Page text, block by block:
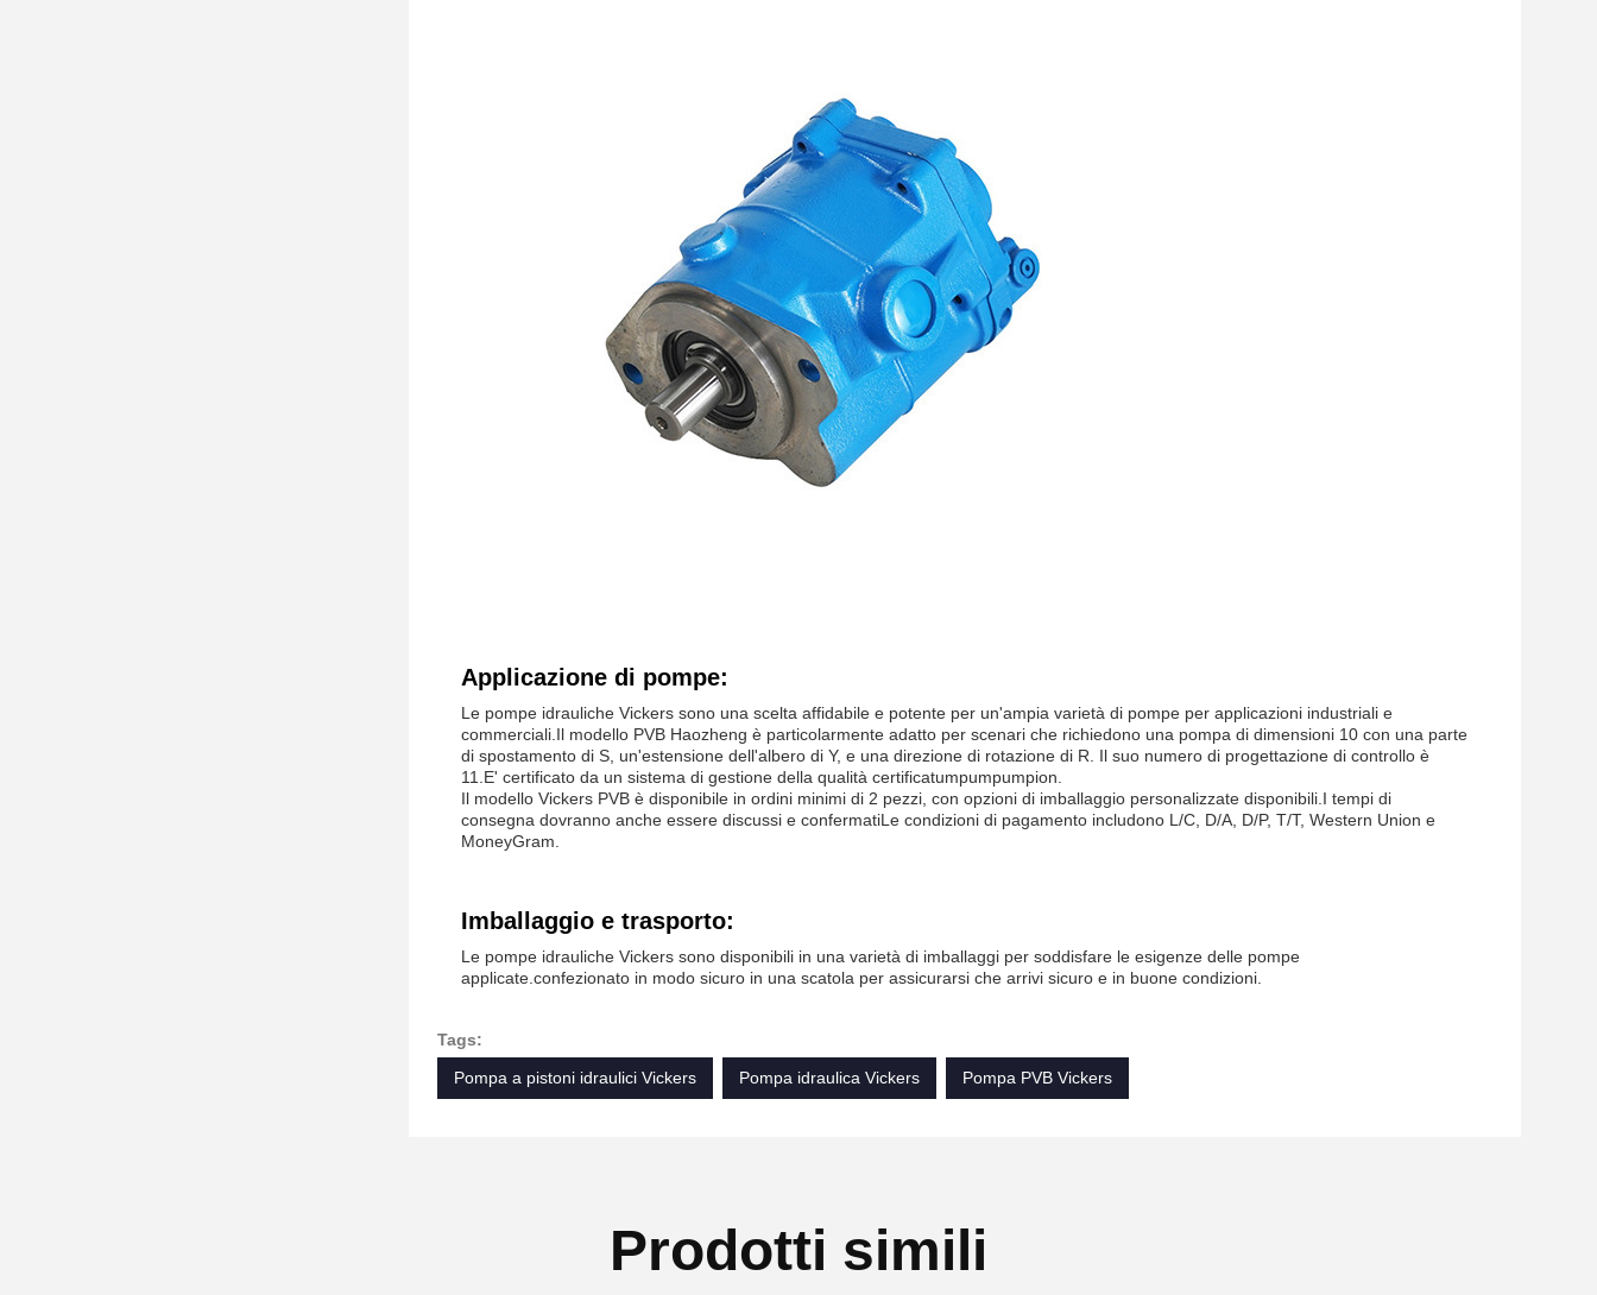
Applicazione di pompe:
Le pompe idrauliche Vickers sono una scelta affidabile e potente per un'ampia varietà di pompe per applicazioni industriali e
commerciali.Il modello PVB Haozheng è particolarmente adatto per scenari che richiedono una pompa di dimensioni 10 con una parte
di spostamento di S, un'estensione dell'albero di Y, e una direzione di rotazione di R. Il suo numero di progettazione di controllo è
11.E' certificato da un sistema di gestione della qualità certificatumpumpumpion.
Il modello Vickers PVB è disponibile in ordini minimi di 2 pezzi, con opzioni di imballaggio personalizzate disponibili.I tempi di
consegna dovranno anche essere discussi e confermatiLe condizioni di pagamento includono L/C, D/A, D/P, T/T, Western Union e
MoneyGram.
Imballaggio e trasporto:
Le pompe idrauliche Vickers sono disponibili in una varietà di imballaggi per soddisfare le esigenze delle pompe
applicate.confezionato in modo sicuro in una scatola per assicurarsi che arrivi sicuro e in buone condizioni.
Tags:
Pompa a pistoni idraulici Vickers
Pompa idraulica Vickers Pompa PVB Vickers
Prodotti simili